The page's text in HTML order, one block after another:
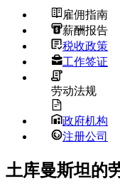
雇佣指南
薪酬报告
税收政策
工作签证
劳动法规
政府机构
注册公司
土库曼斯坦的